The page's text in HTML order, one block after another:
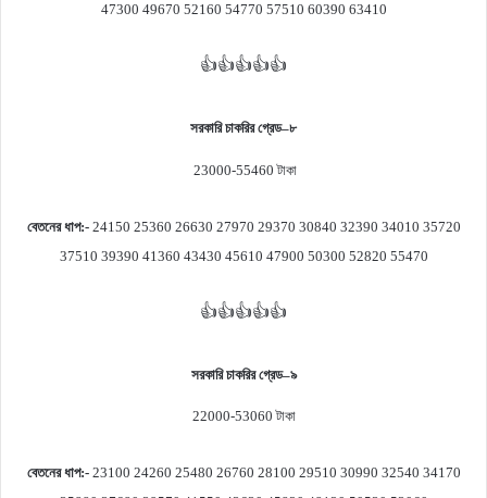
47300 49670 52160 54770 57510 60390 63410
👍👍👍👍👍
সরকারি চাকরির গ্রেড–৮
23000-55460টাকা
বেতনের ধাপ:-24150 25360 26630 27970 29370 30840 32390 34010 35720
37510 39390 41360 43430 45610 47900 50300 52820 55470
👍👍👍👍👍
সরকারি চাকরির গ্রেড–৯
22000-53060টাকা
বেতনের ধাপ:-23100 24260 25480 26760 28100 29510 30990 32540 34170